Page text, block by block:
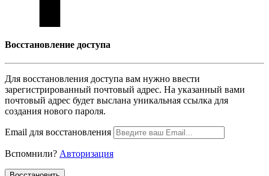
Восcтановление доступа
Для восcтановления доступа вам нужно ввести
зарегистрированный почтовый адрес. На указанный вами
почтовый адрес будет выслана уникальная ссылка для
создания нового пароля.
Email для восcтановления
Вспомнили? Авторизация